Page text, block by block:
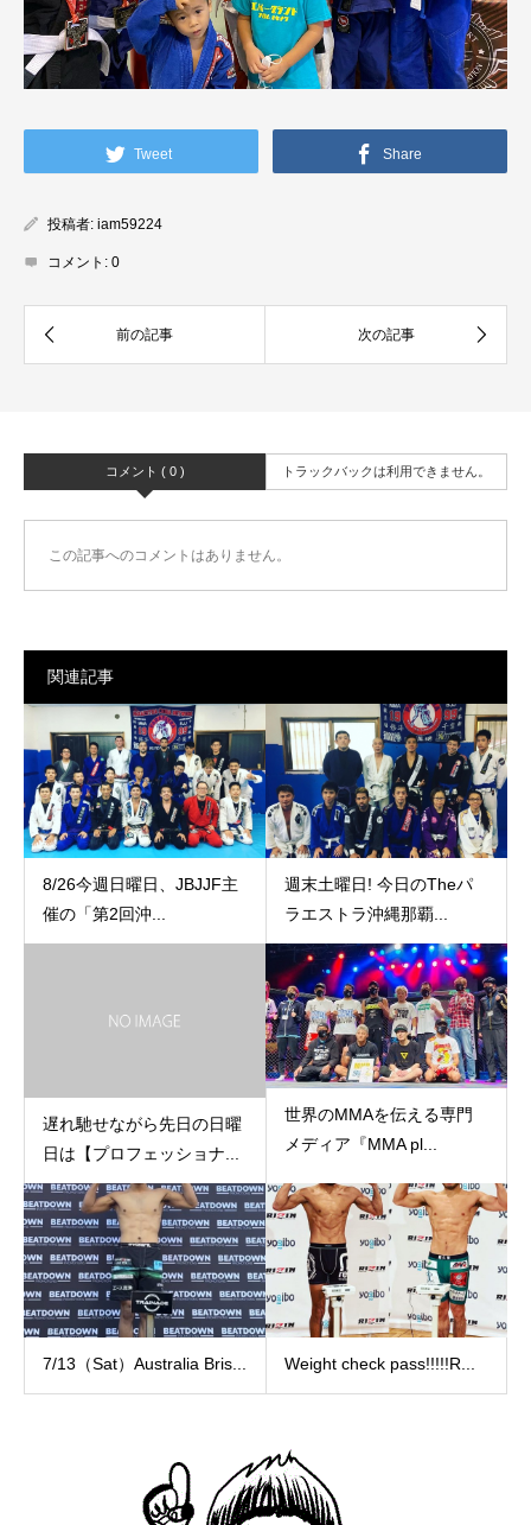
Tweet Share
投稿者: iam59224
コメント: 0
コメント ( 0 ) トラックバックは利用できません。
この記事へのコメントはありません。
関連記事
8/26今週日曜日、JBJJF主
催の「第2回沖...
週末土曜日! 今日のTheパ
ラエストラ沖縄那覇...
遅れ馳せながら先日の日曜
日は【プロフェッショナ...
世界のMMAを伝える専門
メディア『MMA pl...
7/13（Sat）Australia Bris... Weight check pass!!!!!R...